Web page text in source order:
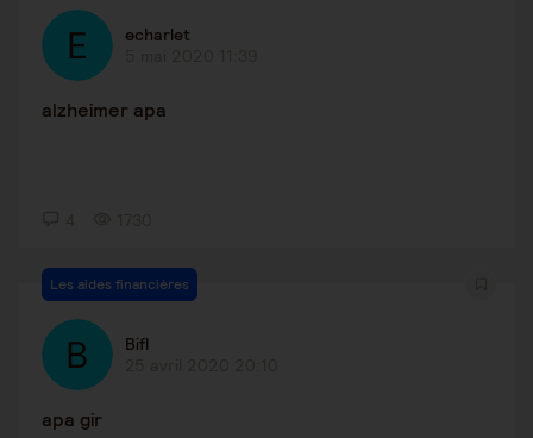
echarlet
alzheimer apa
Les aides financières
Bifl
apa gir